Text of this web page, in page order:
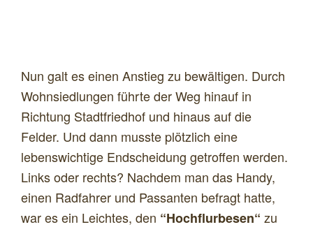
Nun galt es einen Anstieg zu bewältigen. Durch
Wohnsiedlungen führte der Weg hinauf in
Richtung Stadtfriedhof und hinaus auf die
Felder. Und dann musste plötzlich eine
lebenswichtige Endscheidung getroffen werden.
Links oder rechts? Nachdem man das Handy,
einen Radfahrer und Passanten befragt hatte,
war es ein Leichtes, den “Hochflurbesen“ zu